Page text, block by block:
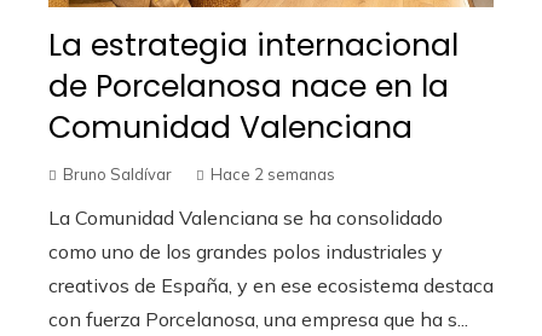
La estrategia internacional
de Porcelanosa nace en la
Comunidad Valenciana
Bruno Saldívar Hace 2 semanas
La Comunidad Valenciana se ha consolidado
como uno de los grandes polos industriales y
creativos de España, y en ese ecosistema destaca
con fuerza Porcelanosa, una empresa que ha s...